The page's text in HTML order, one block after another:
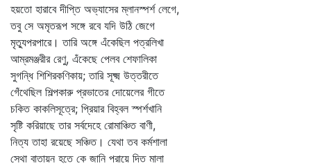
হয়তো হারাবে দীপ্তি অভ্যাসের ম্লানস্পর্শ লেগে,
তবু সে অমৃতরূপ সঙ্গে রবে যদি উঠি জেগে
মৃত্যুপরপারে। তারি অঙ্গে এঁকেছিল পত্রলিখা
আম্রমঞ্জরীর রেণু, এঁকেছে পেলব শেফালিকা
সুগন্ধি শিশিরকণিকায়; তারি সূক্ষ্ম উত্তরীতে
গেঁথেছিল শিল্পকারু প্রভাতের দোয়েলের গীতে
চকিত কাকলিসূত্রে; প্রিয়ার বিহ্বল স্পর্শখানি
সৃষ্টি করিয়াছে তার সর্বদেহে রোমাঞ্চিত বাণী,
নিত্য তাহা রয়েছে সঞ্চিত। যেথা তব কর্মশালা
সেথা বাতায়ন হতে কে জানি পরায়ে দিত মালা